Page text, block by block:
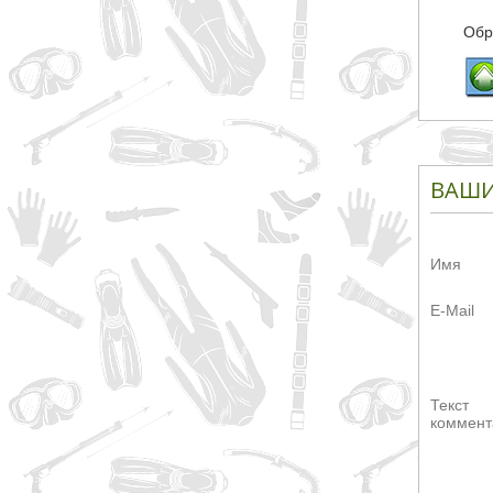
Имя
E-Mail
Текст